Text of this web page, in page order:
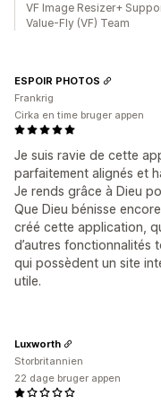
VF Image Resizer+
Value-Fly (VF) Team
Je suis ravie de cette
parfaitement alignés et
Je rends grâce à Dieu
Que Dieu bénisse
créé cette application,
d’autres fonctionnalités
qui possèdent un site
utile.
ESPOIR PHOTOS
Frankrig
Cirka en time bruger appen
Luxworth
Storbritannien
22 dage bruger appen